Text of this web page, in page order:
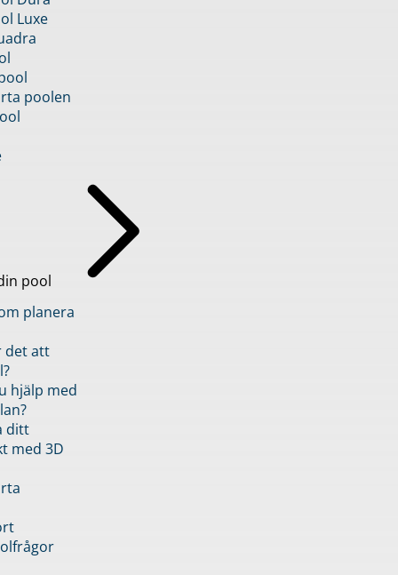
Luxe
poolen
pool
planera
det att
hjälp med
ditt
med 3D